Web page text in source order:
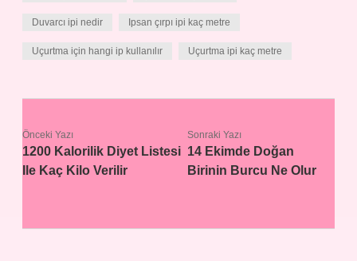
Duvarcı ipi nedir Ipsan çırpı ipi kaç metre
Uçurtma için hangi ip kullanılır Uçurtma ipi kaç metre
Önceki Yazı
1200 Kalorilik Diyet Listesi
Ile Kaç Kilo Verilir
Sonraki Yazı
14 Ekimde Doğan
Birinin Burcu Ne Olur